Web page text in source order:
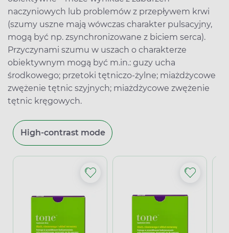
naczyniowych lub problemów z przepływem krwi
(szumy uszne mają wówczas charakter pulsacyjny,
mogą być np. zsynchronizowane z biciem serca).
Przyczynami szumu w uszach o charakterze
obiektywnym mogą być m.in.: guzy ucha
środkowego; przetoki tętniczo-żylne; miażdżycowe
zwężenie tętnic szyjnych; miażdżycowe zwężenie
tętnic kręgowych.
High-contrast mode